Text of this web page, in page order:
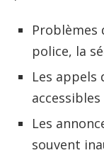
Problèmes
police, la
Les appels
Les
souvent